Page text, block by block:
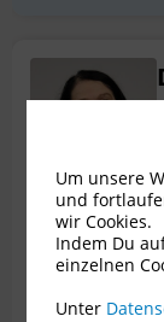
Um unsere
und
wir Cookies.
Indem Du
einzelnen
Unter